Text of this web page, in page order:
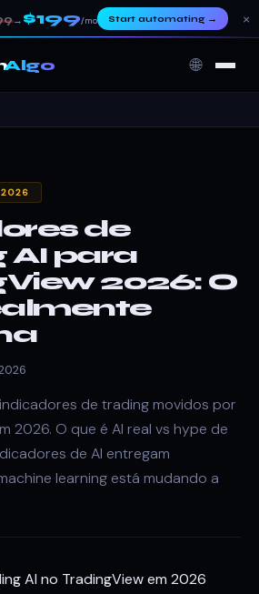
→ $199/mo Start automating→ ×
Algo 🌐
2026
de
AI para
2026: O
de trading movidos por
2026. O que é AI real vs hype de
de AI entregam
learning está mudando a
AI no TradingView em 2026